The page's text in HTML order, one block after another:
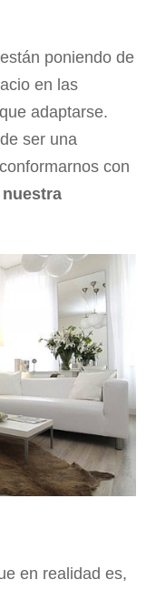
poniendo de
en las
adaptarse.
ser una
con
en realidad es,